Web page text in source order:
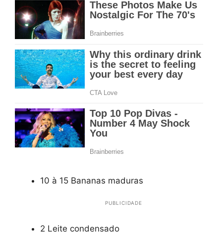
10 à 15 Bananas maduras
PUBLICIDADE
2 Leite condensado